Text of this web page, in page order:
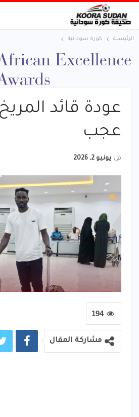
الرئيسية كورة سودانية
عودة قائد
عجب
في يونيو 2, 2026
194
مشاركة المقال